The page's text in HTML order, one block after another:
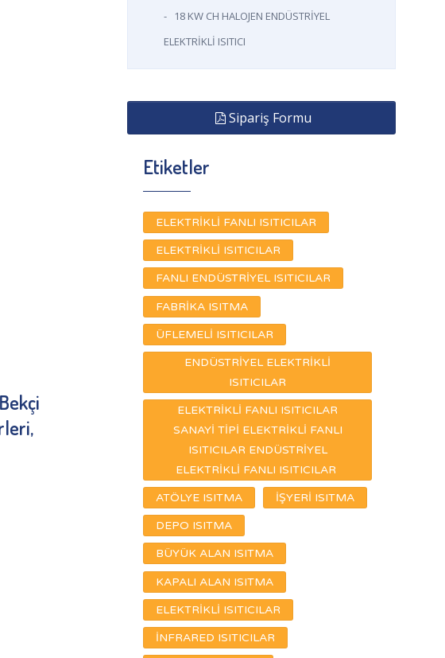
-
18 KW CH HALOJEN ENDÜSTRİYEL
ELEKTRİKLİ ISITICI
Sipariş Formu
Etiketler
ELEKTRİKLİ FANLI ISITICILAR
ELEKTRİKLİ ISITICILAR
FANLI ENDÜSTRİYEL ISITICILAR
FABRİKA ISITMA
ÜFLEMELİ ISITICILAR
ENDÜSTRİYEL ELEKTRİKLİ
ISITICILAR
ELEKTRİKLİ FANLI ISITICILAR
SANAYİ TİPİ ELEKTRİKLİ FANLI
ISITICILAR ENDÜSTRİYEL
ELEKTRİKLİ FANLI ISITICILAR
ATÖLYE ISITMA İŞYERİ ISITMA
DEPO ISITMA
BÜYÜK ALAN ISITMA
KAPALI ALAN ISITMA
ELEKTRİKLİ ISITICILAR
İNFRARED ISITICILAR